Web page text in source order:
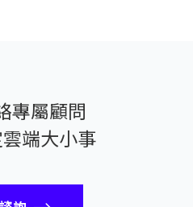
專屬顧問
端大小事